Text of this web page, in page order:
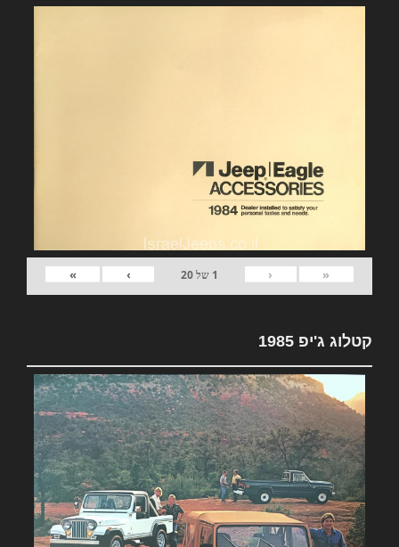
«
‹
1 של20
›
»
קטלוג ג'יפ 1985